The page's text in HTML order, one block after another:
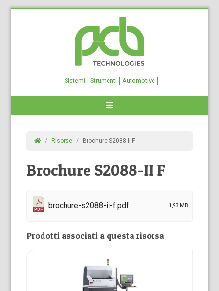
Sistemi Strumenti Automotive
Risorse Brochure S2088-II F
Brochure S2088-II F
brochure-s2088-ii-f.pdf 1,93 MB
Prodotti associati a questa risorsa